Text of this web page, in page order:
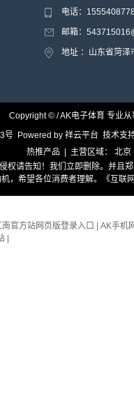
电话：
邮箱：
地址 ：山东省菏
Copyright © / AK电子体育 专业从
号 Powered by 祥云平台 技术支
热推产品 | 主营区域： 北京
请告知！我们立即删除。并
，希望各位消费者理解。
《互联
南官方站网页版登录入口
AK手机